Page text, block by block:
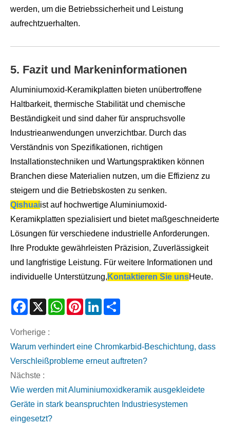
werden, um die Betriebssicherheit und Leistung
aufrechtzuerhalten.
5. Fazit und Markeninformationen
Aluminiumoxid-Keramikplatten bieten unübertroffene
Haltbarkeit, thermische Stabilität und chemische
Beständigkeit und sind daher für anspruchsvolle
Industrieanwendungen unverzichtbar. Durch das
Verständnis von Spezifikationen, richtigen
Installationstechniken und Wartungspraktiken können
Branchen diese Materialien nutzen, um die Effizienz zu
steigern und die Betriebskosten zu senken.
Qishuaiist auf hochwertige Aluminiumoxid-
Keramikplatten spezialisiert und bietet maßgeschneiderte
Lösungen für verschiedene industrielle Anforderungen.
Ihre Produkte gewährleisten Präzision, Zuverlässigkeit
und langfristige Leistung. Für weitere Informationen und
individuelle Unterstützung, Kontaktieren Sie unsHeute.
Facebook
X WhatsAppPinterestLinkedIn
Vorherige :
Warum verhindert eine Chromkarbid-Beschichtung, dass
Verschleißprobleme erneut auftreten?
Nächste :
Wie werden mit Aluminiumoxidkeramik ausgekleidete
Geräte in stark beanspruchten Industriesystemen
eingesetzt?